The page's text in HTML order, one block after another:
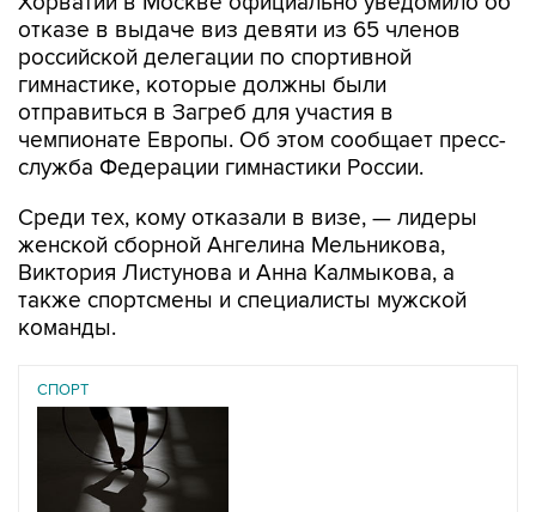
отказе в выдаче виз девяти из 65 членов
российской делегации по спортивной
гимнастике, которые должны были
отправиться в Загреб для участия в
чемпионате Европы. Об этом сообщает пресс-
служба Федерации гимнастики России.
Среди тех, кому отказали в визе, — лидеры
женской сборной Ангелина Мельникова,
Виктория Листунова и Анна Калмыкова, а
также спортсмены и специалисты мужской
команды.
СПОРТ